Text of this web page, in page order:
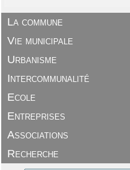
La commune
Vie municipale
Urbanisme
Intercommunalité
Ecole
Entreprises
Associations
Recherche